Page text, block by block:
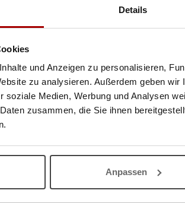
Details
und Anzeigen zu personalisieren,
zu analysieren. Außerdem geben
soziale Medien, Werbung und Analysen
zusammen, die Sie ihnen
Anpassen
Bereich Malerarbeiten. Auszug Leistungen: - ca. 1000
mit Schleifg ..
Suchauftrag